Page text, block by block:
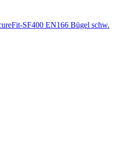
SF400 EN166 Bügel schw.